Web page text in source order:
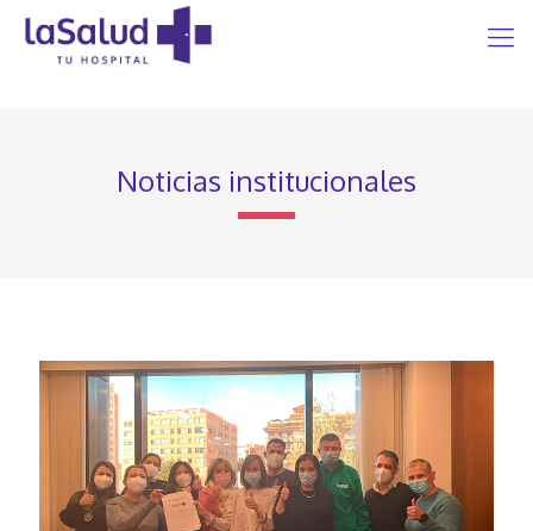
Noticias institucionales